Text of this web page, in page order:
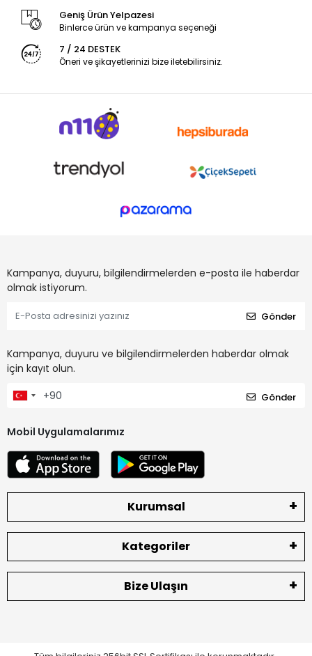
Geniş Ürün Yelpazesi
Binlerce ürün ve kampanya seçeneği
7 / 24 DESTEK
Öneri ve şikayetlerinizi bize iletebilirsiniz.
Kampanya, duyuru, bilgilendirmelerden e-posta ile haberdar
olmak istiyorum.
Gönder
Kampanya, duyuru ve bilgilendirmelerden haberdar olmak
için kayıt olun.
Gönder
Mobil Uygulamalarımız
Kurumsal
Kategoriler
Bize Ulaşın